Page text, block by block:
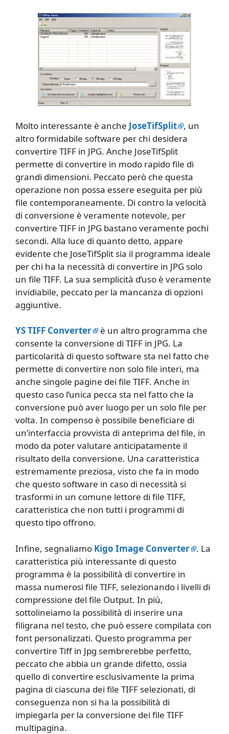
Molto interessante è anche JoseTifSplit
, un
altro formidabile software per chi desidera
convertire TIFF in JPG. Anche JoseTifSplit
permette di convertire in modo rapido file di
grandi dimensioni. Peccato però che questa
operazione non possa essere eseguita per più
file contemporaneamente. Di contro la velocità
di conversione è veramente notevole, per
convertire TIFF in JPG bastano veramente pochi
secondi. Alla luce di quanto detto, appare
evidente che JoseTifSplit sia il programma ideale
per chi ha la necessità di convertire in JPG solo
un file TIFF. La sua semplicità d’uso è veramente
invidiabile, peccato per la mancanza di opzioni
aggiuntive.
YS TIFF Converter
è un altro programma che
consente la conversione di TIFF in JPG. La
particolarità di questo software sta nel fatto che
permette di convertire non solo file interi, ma
anche singole pagine dei file TIFF. Anche in
questo caso l’unica pecca sta nel fatto che la
conversione può aver luogo per un solo file per
volta. In compenso è possibile beneficiare di
un’interfaccia provvista di anteprima del file, in
modo da poter valutare anticipatamente il
risultato della conversione. Una caratteristica
estremamente preziosa, visto che fa in modo
che questo software in caso di necessità si
trasformi in un comune lettore di file TIFF,
caratteristica che non tutti i programmi di
questo tipo offrono.
Infine, segnaliamo Kigo Image Converter
. La
caratteristica più interessante di questo
programma è la possibilità di convertire in
massa numerosi file TIFF, selezionando i livelli di
compressione del file Output. In più,
sottolineiamo la possibilità di inserire una
filigrana nel testo, che può essere compilata con
font personalizzati. Questo programma per
convertire Tiff in Jpg sembrerebbe perfetto,
peccato che abbia un grande difetto, ossia
quello di convertire esclusivamente la prima
pagina di ciascuna dei file TIFF selezionati, di
conseguenza non si ha la possibilità di
impiegarla per la conversione dei file TIFF
multipagina.